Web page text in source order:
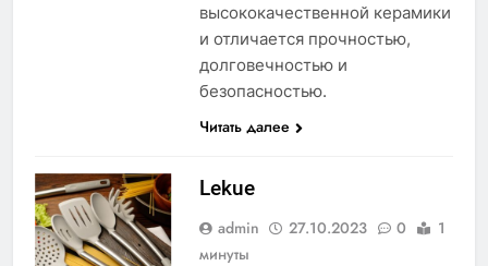
высококачественной керамики
и отличается прочностью,
долговечностью и
безопасностью.
Читать далее
Lekue
admin 27.10.2023 0
1
минуты